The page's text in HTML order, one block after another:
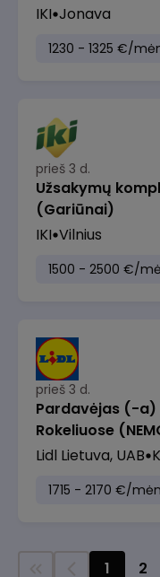
IKI Jonava
1230 - 1325 €/
prieš 3 d.
Užsakymų
(Gariūnai)
IKI Vilnius
1500 - 2500 €/
prieš 3 d.
Pardavėjas (-a)
Rokeliuose
Lidl Lietuva, UAB
1715 - 2170 €/
1 2